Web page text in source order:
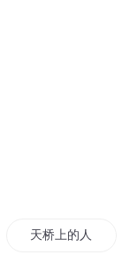
天桥上的人